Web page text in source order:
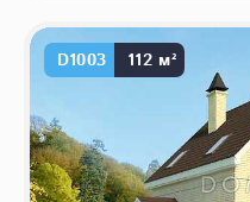
D1003 112 м²